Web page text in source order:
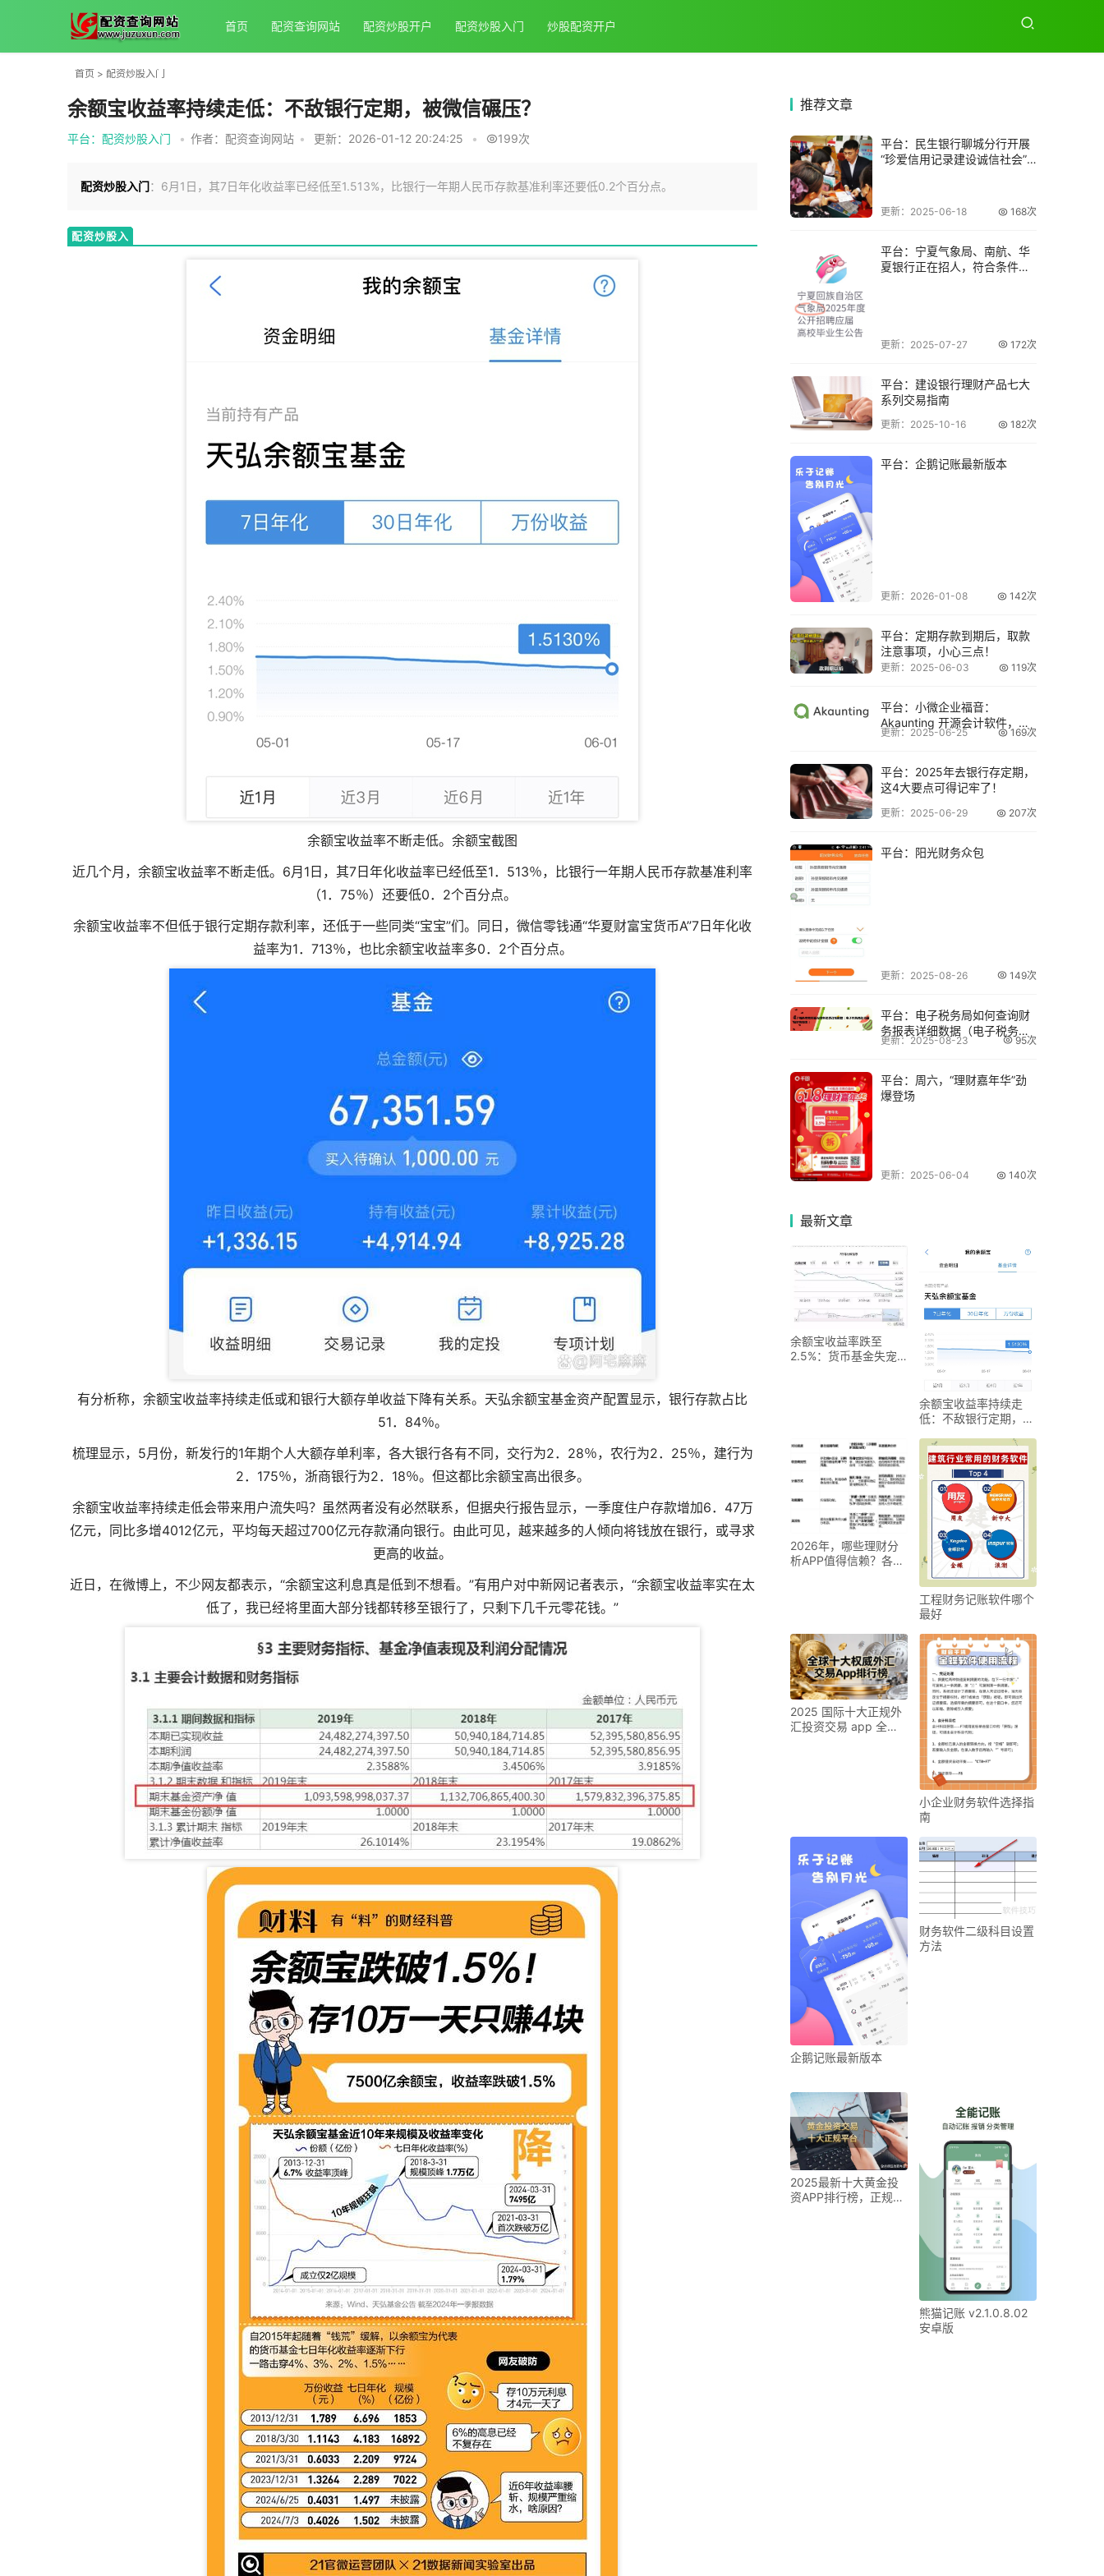
首页 配资查询网站 配资炒股开户 配资炒股入门 炒股配资开户
首页 > 配资炒股入门
余额宝收益率持续走低：不敌银行定期，被微信碾压？
平台：配资炒股入门 • 作者：配资查询网站 • 更新：2026-01-12 20:24:25 • 199次
配资炒股入门：6月1日，其7日年化收益率已经低至1.513%，比银行一年期人民币存款基准利率还要低0.2个百分点。
配资炒股入
余额宝收益率不断走低。余额宝截图
近几个月，余额宝收益率不断走低。6月1日，其7日年化收益率已经低至1．513％，比银行一年期人民币存款基准利率
（1．75％）还要低0．2个百分点。
余额宝收益率不但低于银行定期存款利率，还低于一些同类“宝宝”们。同日，微信零钱通“华夏财富宝货币A”7日年化收
益率为1．713％，也比余额宝收益率多0．2个百分点。
有分析称，余额宝收益率持续走低或和银行大额存单收益下降有关系。天弘余额宝基金资产配置显示，银行存款占比
51．84％。
梳理显示，5月份，新发行的1年期个人大额存单利率，各大银行各有不同，交行为2．28％，农行为2．25％，建行为
2．175％，浙商银行为2．18％。但这都比余额宝高出很多。
余额宝收益率持续走低会带来用户流失吗？虽然两者没有必然联系，但据央行报告显示，一季度住户存款增加6．47万
亿元，同比多增4012亿元，平均每天超过700亿元存款涌向银行。由此可见，越来越多的人倾向将钱放在银行，或寻求
更高的收益。
近日，在微博上，不少网友都表示，“余额宝这利息真是低到不想看。”有用户对中新网记者表示，“余额宝收益率实在太
低了，我已经将里面大部分钱都转移至银行了，只剩下几千元零花钱。”
推荐文章
平台：民生银行聊城分行开展
“珍爱信用记录建设诚信社会”
更新：2025-06-18 168次
平台：宁夏气象局、南航、华
夏银行正在招人，符合条件的
更新：2025-07-27 172次
平台：建设银行理财产品七大
系列交易指南
更新：2025-10-16 182次
平台：企鹅记账最新版本
更新：2026-01-08 142次
平台：定期存款到期后，取款
注意事项，小心三点！
更新：2025-06-03 119次
平台：小微企业福音：
Akaunting 开源会计软件，让
财务管理不
更新：2025-06-25 169次
平台：2025年去银行存定期，
这4大要点可得记牢了！
更新：2025-06-29 207次
平台：阳光财务众包
更新：2025-08-26 149次
平台：电子税务局如何查询财
务报表详细数据（电子税务局
如何查询财务报
更新：2025-08-23 95次
平台：周六，“理财嘉年华”劲
爆登场
更新：2025-06-04 140次
最新文章
余额宝收益率跌至
2.5%：货币基金失宠
余额宝收益率持续走
低：不敌银行定期，被
2026年，哪些理财分
析APP值得信赖？各有
工程财务记账软件哪个
最好
2025 国际十大正规外
汇投资交易 app 全新
小企业财务软件选择指
南
企鹅记账最新版本
财务软件二级科目设置
方法
2025最新十大黄金投
资APP排行榜，正规平
熊猫记账 v2.1.0.8.02
安卓版